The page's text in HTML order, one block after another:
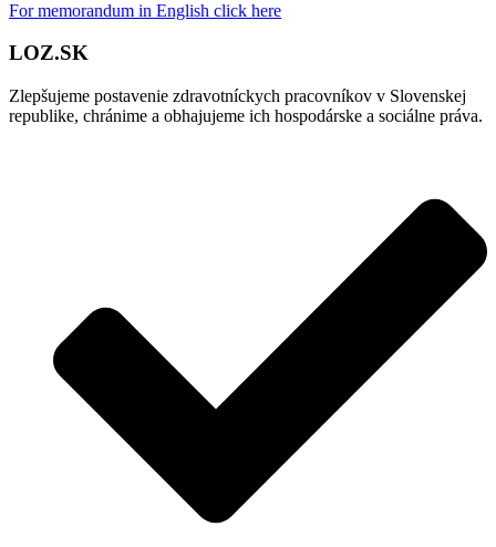
For memorandum in English click here
LOZ.SK
Zlepšujeme postavenie zdravotníckych pracovníkov v Slovenskej
republike, chránime a obhajujeme ich hospodárske a sociálne práva.